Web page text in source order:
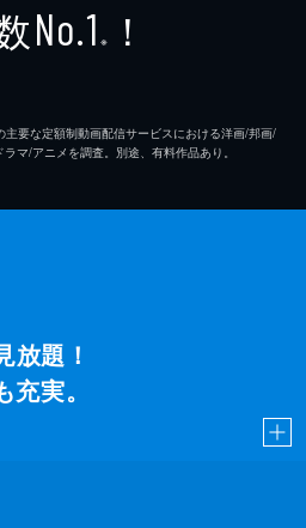
No.1 ※ ！
要な定額制動画配信サービスにおける洋画/邦画/
マ/アニメを調査。別途、有料作品あり。
放題！
実。